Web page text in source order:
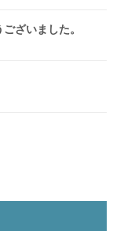
ざいました。